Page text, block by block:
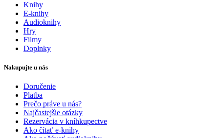
Knihy
E-knihy
Audioknihy
Hry
Filmy
Doplnky
Nakupujte u nás
Doručenie
Platba
Prečo práve u nás?
Najčastejšie otázky
Rezervácia v kníhkupectve
Ako čítať e-knihy